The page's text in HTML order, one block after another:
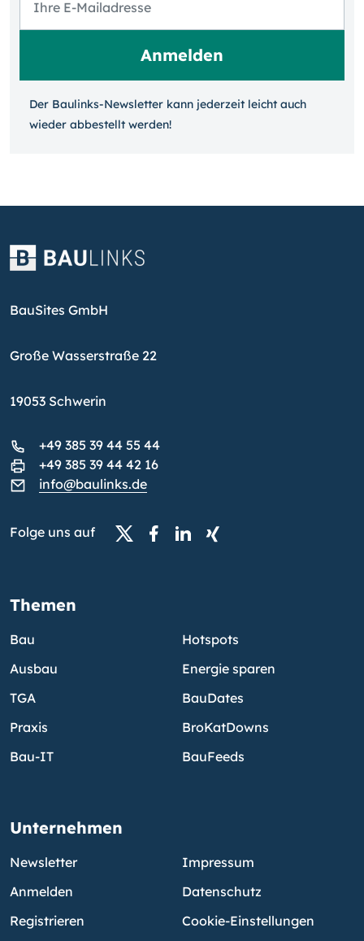
Der Baulinks-Newsletter kann jeder­zeit leicht auch
wieder ab­bestellt werden!
BauSites GmbH
Große Wasserstraße 22
19053 Schwerin
+49 385 39 44 55 44
+49 385 39 44 42 16
info@baulinks.de
Folge uns auf
Themen
Bau
Ausbau
TGA
Praxis
Bau-IT
Hotspots
Energie sparen
BauDates
BroKatDowns
BauFeeds
Unternehmen
Newsletter
Anmelden
Registrieren
Impressum
Datenschutz
Cookie-Einstellungen